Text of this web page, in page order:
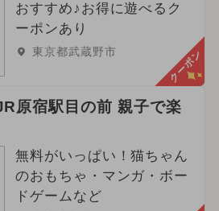
おすすめ♪お得に遊べるク
ーポンあり
東京都武蔵野市 クーポン
原宿駅目の前 親子で楽
無料がいっぱい！猫ちゃん
のおもちゃ・マンガ・ボー
ドゲームなど